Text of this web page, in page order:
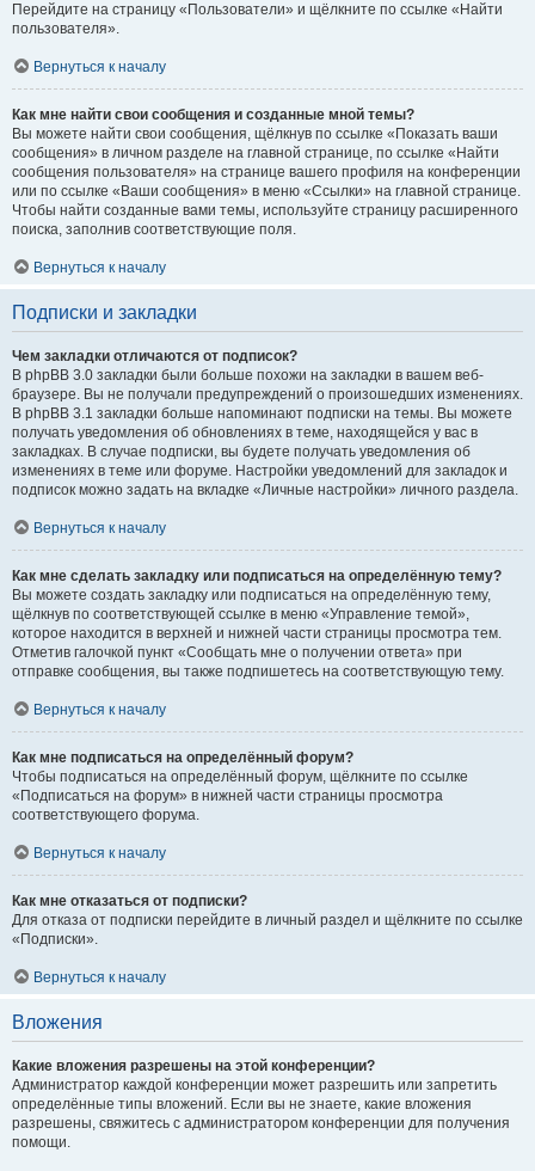
Перейдите на страницу «Пользователи» и щёлкните по ссылке «Найти
пользователя».
Вернуться к началу
Как мне найти свои сообщения и созданные мной темы?
Вы можете найти свои сообщения, щёлкнув по ссылке «Показать ваши
сообщения» в личном разделе на главной странице, по ссылке «Найти
сообщения пользователя» на странице вашего профиля на конференции
или по ссылке «Ваши сообщения» в меню «Ссылки» на главной странице.
Чтобы найти созданные вами темы, используйте страницу расширенного
поиска, заполнив соответствующие поля.
Вернуться к началу
Подписки и закладки
Чем закладки отличаются от подписок?
В phpBB 3.0 закладки были больше похожи на закладки в вашем веб-
браузере. Вы не получали предупреждений о произошедших изменениях.
В phpBB 3.1 закладки больше напоминают подписки на темы. Вы можете
получать уведомления об обновлениях в теме, находящейся у вас в
закладках. В случае подписки, вы будете получать уведомления об
изменениях в теме или форуме. Настройки уведомлений для закладок и
подписок можно задать на вкладке «Личные настройки» личного раздела.
Вернуться к началу
Как мне сделать закладку или подписаться на определённую тему?
Вы можете создать закладку или подписаться на определённую тему,
щёлкнув по соответствующей ссылке в меню «Управление темой»,
которое находится в верхней и нижней части страницы просмотра тем.
Отметив галочкой пункт «Сообщать мне о получении ответа» при
отправке сообщения, вы также подпишетесь на соответствующую тему.
Вернуться к началу
Как мне подписаться на определённый форум?
Чтобы подписаться на определённый форум, щёлкните по ссылке
«Подписаться на форум» в нижней части страницы просмотра
соответствующего форума.
Вернуться к началу
Как мне отказаться от подписки?
Для отказа от подписки перейдите в личный раздел и щёлкните по ссылке
«Подписки».
Вернуться к началу
Вложения
Какие вложения разрешены на этой конференции?
Администратор каждой конференции может разрешить или запретить
определённые типы вложений. Если вы не знаете, какие вложения
разрешены, свяжитесь с администратором конференции для получения
помощи.